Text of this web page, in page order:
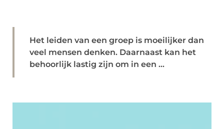
Het leiden van een groep is moeilijker dan
veel mensen denken. Daarnaast kan het
behoorlijk lastig zijn om in een ...